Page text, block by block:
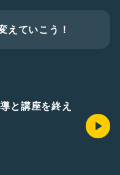
りたくなると思います。
えていこう！
と講座を終え